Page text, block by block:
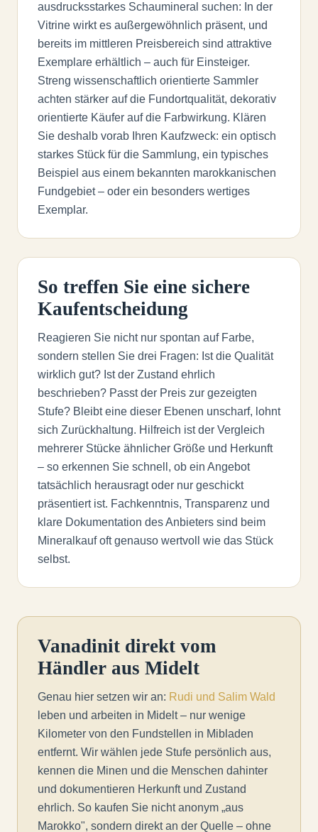
ausdrucksstarkes Schaumineral suchen: In der
Vitrine wirkt es außergewöhnlich präsent, und
bereits im mittleren Preisbereich sind attraktive
Exemplare erhältlich – auch für Einsteiger.
Streng wissenschaftlich orientierte Sammler
achten stärker auf die Fundortqualität, dekorativ
orientierte Käufer auf die Farbwirkung. Klären
Sie deshalb vorab Ihren Kaufzweck: ein optisch
starkes Stück für die Sammlung, ein typisches
Beispiel aus einem bekannten marokkanischen
Fundgebiet – oder ein besonders wertiges
Exemplar.
So treffen Sie eine sichere
Kaufentscheidung
Reagieren Sie nicht nur spontan auf Farbe,
sondern stellen Sie drei Fragen: Ist die Qualität
wirklich gut? Ist der Zustand ehrlich
beschrieben? Passt der Preis zur gezeigten
Stufe? Bleibt eine dieser Ebenen unscharf, lohnt
sich Zurückhaltung. Hilfreich ist der Vergleich
mehrerer Stücke ähnlicher Größe und Herkunft
– so erkennen Sie schnell, ob ein Angebot
tatsächlich herausragt oder nur geschickt
präsentiert ist. Fachkenntnis, Transparenz und
klare Dokumentation des Anbieters sind beim
Mineralkauf oft genauso wertvoll wie das Stück
selbst.
Vanadinit direkt vom
Händler aus Midelt
Genau hier setzen wir an: Rudi und Salim Wald
leben und arbeiten in Midelt – nur wenige
Kilometer von den Fundstellen in Mibladen
entfernt. Wir wählen jede Stufe persönlich aus,
kennen die Minen und die Menschen dahinter
und dokumentieren Herkunft und Zustand
ehrlich. So kaufen Sie nicht anonym „aus
Marokko", sondern direkt an der Quelle – ohne